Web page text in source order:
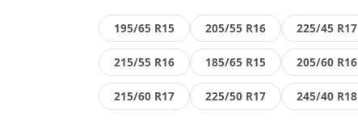
195/65 R15 205/55 R16 225/45 R17
215/55 R16 185/65 R15 205/60 R16
215/60 R17 225/50 R17 245/40 R18